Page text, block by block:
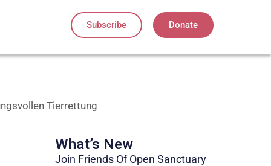
Subscribe Donate
Tierrettung
What’s New
Join Friends Of Open Sanctuary